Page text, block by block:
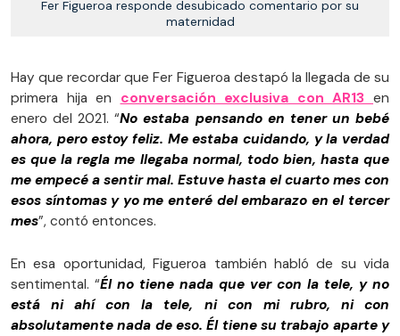
Fer Figueroa responde desubicado comentario por su
maternidad
Hay que recordar que Fer Figueroa destapó la llegada de su
primera hija en conversación exclusiva con AR13en
enero del 2021. “No estaba pensando en tener un bebé
ahora, pero estoy feliz. Me estaba cuidando, y la verdad
es que la regla me llegaba normal, todo bien, hasta que
me empecé a sentir mal. Estuve hasta el cuarto mes con
esos síntomas y yo me enteré del embarazo en el tercer
mes”, contó entonces.
En esa oportunidad, Figueroa también habló de su vida
sentimental. “Él no tiene nada que ver con la tele, y no
está ni ahí con la tele, ni con mi rubro, ni con
absolutamente nada de eso. Él tiene su trabajo aparte y